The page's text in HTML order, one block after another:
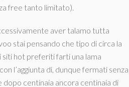
free tanto limitato).
aver talamo tutta
stai pensando che tipo di circa la
hot preferiti farti una lama
l’aggiunta di, dunque fermati senza
centinaia ancora centinaia di